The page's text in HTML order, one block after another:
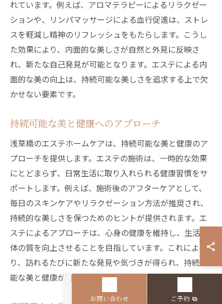
れています。例えば、アロマテラピーによるリラクゼー
ションや、リンパマッサージによる血行促進は、ストレ
スを軽減し精神のリフレッシュをもたらします。こうし
た効果により、内面的な美しさが自然と外見に反映さ
れ、新たな自己発見が可能となります。エステによる内
面的な美の向上は、持続可能な美しさを追求する上で欠
かせない要素です。
持続可能な美と健康へのアプローチ
浅草橋のエステホームケアは、持続可能な美と健康のア
プローチを提供します。エステの施術は、一時的な効果
にとどまらず、日常生活に取り入れられる健康習慣をサ
ポートします。例えば、施術後のアフターケアとして、
毎日のスキンケアやリラクゼーション方法が推奨され、
持続的な美しさを保つためのヒントが提供されます。エ
ステによるアプローチは、心身の健康を維持し、生活全
体の質を向上させることを目指しています。これによ
り、訪れるたびに新たな発見や気づきが得られ、持続可
能な美と健康が実現されるのです。
お問い合わせ ご予約